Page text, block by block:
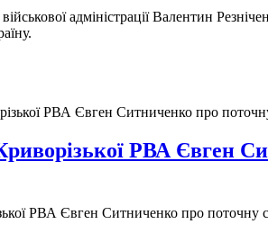
адміністрації Валентин
РВА Євген
РВА Євген Ситниченко про поточну